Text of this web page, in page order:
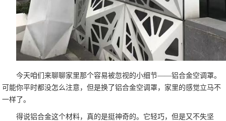
今天咱们来聊聊家里那个容易被忽视的小细节——铝合金空调罩。
可能你平时都没怎么注意，但是换了铝合金空调罩，家里的感觉立马不
一样了。
得说铝合金这个材料，真的是挺神奇的。它轻巧，但是又不失坚